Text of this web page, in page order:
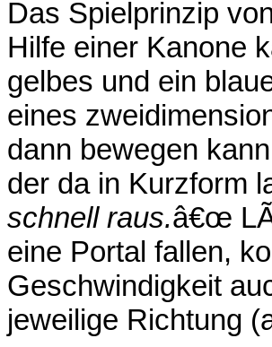
Das Spielprinzip
Hilfe einer Kanone
gelbes und ein
eines
dann bewegen
der da in Kurzform
schnell raus.â€œ
eine Portal fallen,
Geschwindigkeit
jeweilige Richtung